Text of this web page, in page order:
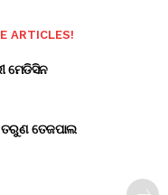
ARTICLES!
ମେଡିସିନ
ତରୁଣ ତେଜପାଲ